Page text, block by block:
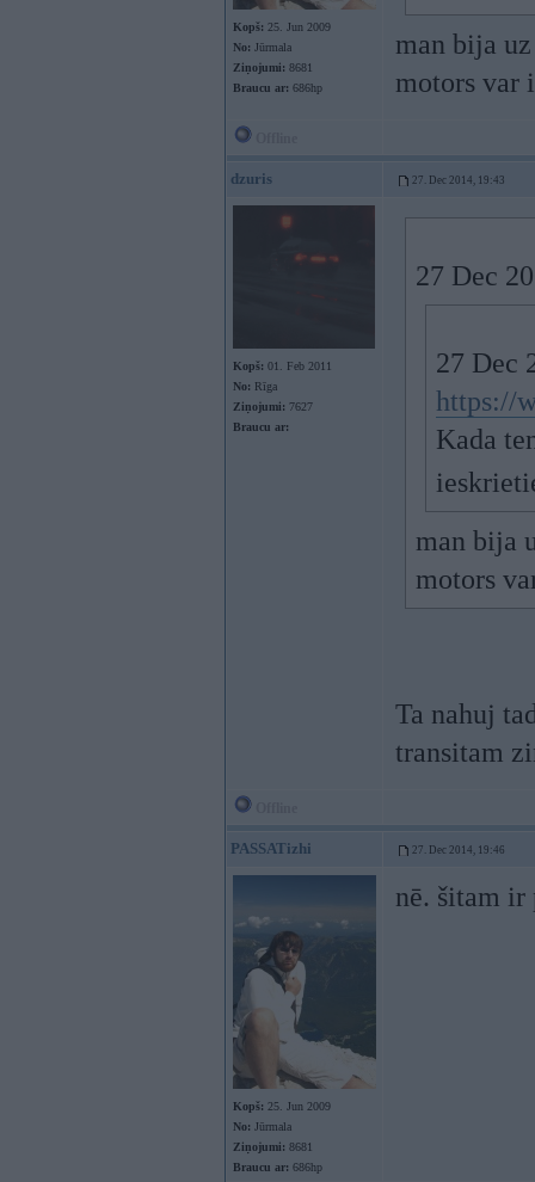
Kopš: 25. Jun 2009
No: Jūrmala
Ziņojumi: 8681
Braucu ar: 686hp
man bija
motors var
dzuris 27. Dec 2014, 19:43
Kopš: 01. Feb 2011
No: Rīga
Ziņojumi: 7627
Braucu ar:
27 Dec
27 Dec
https://
Kada
man bija
motors
Ta nahuj
transitam
PASSATizhi 27. Dec 2014, 19:46
Kopš: 25. Jun 2009
No: Jūrmala
Ziņojumi: 8681
Braucu ar: 686hp
nē. šitam